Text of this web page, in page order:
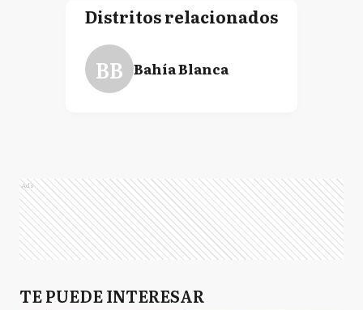
Distritos relacionados
BB Bahía Blanca
Ads
TE PUEDE INTERESAR